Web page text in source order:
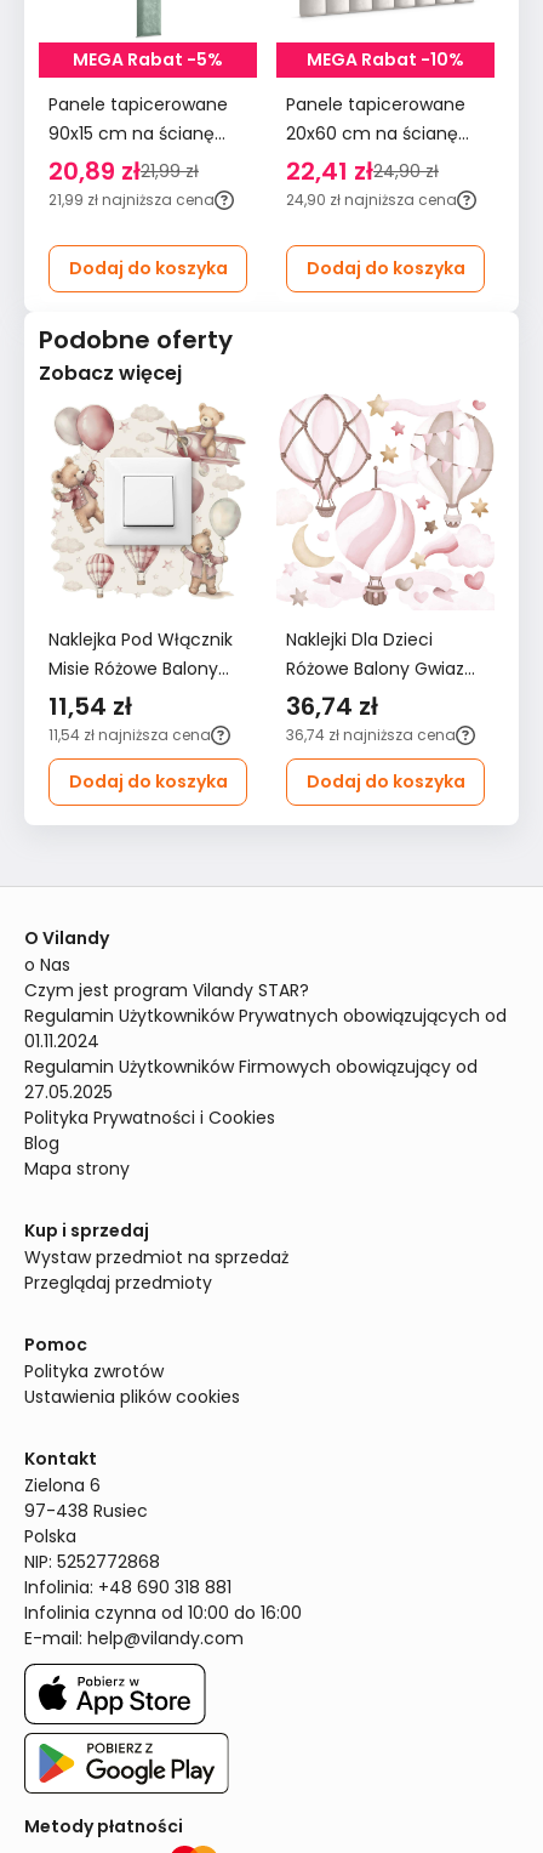
MEGA Rabat -5%
Panele tapicerowane
90x15 cm na ścianę
wezgłowie miętowy
20,89 zł21,99 zł
21,99 zł najniższa cena
Dodaj do koszyka
MEGA Rabat -10%
Panele tapicerowane
20x60 cm na ścianę
płotek wezgłowie
kremowy
22,41 zł24,90 zł
24,90 zł najniższa cena
Dodaj do koszyka
Podobne oferty
Zobacz więcej
Naklejka Pod Włącznik
Misie Różowe Balony
Chmurki 20x20
Gwiazdki Boho Dla
Dzieci
11,54 zł
11,54 zł najniższa cena
Dodaj do koszyka
Naklejki Dla Dzieci
Różowe Balony Gwiazdy
60x30 Serduszka Styl
ZESTAW
36,74 zł
36,74 zł najniższa cena
Dodaj do koszyka
O Vilandy
o Nas
Czym jest program Vilandy STAR?
Regulamin Użytkowników Prywatnych obowiązujących od
01.11.2024
Regulamin Użytkowników Firmowych obowiązujący od
27.05.2025
Polityka Prywatności i Cookies
Blog
Mapa strony
Kup i sprzedaj
Wystaw przedmiot na sprzedaż
Przeglądaj przedmioty
Pomoc
Polityka zwrotów
Ustawienia plików cookies
Kontakt
Zielona 6
97-438 Rusiec
Polska
NIP: 5252772868
Infolinia: +48 690 318 881
Infolinia czynna od 10:00 do 16:00
E-mail: help@vilandy.com
Metody płatności